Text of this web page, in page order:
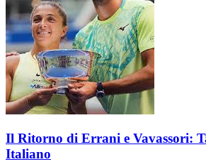
Il Ritorno di Errani e Vavassori:
Italiano